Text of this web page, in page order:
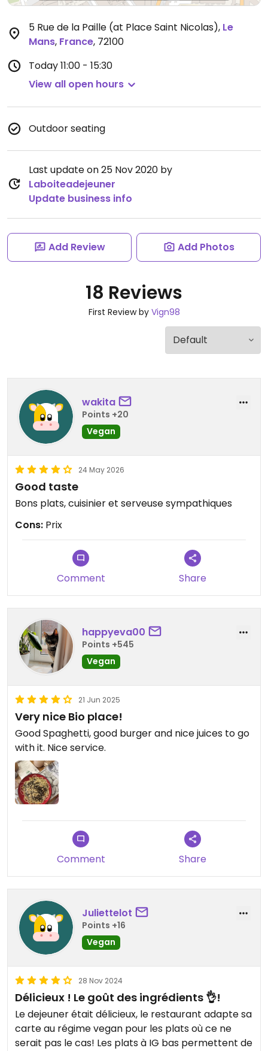
5 Rue de la Paille (at Place Saint Nicolas), Le
Mans, France, 72100
Today11:00 - 15:30
View all open hours
Outdoor seating
Last update on 25 Nov 2020 by
Laboiteadejeuner
Update business info
Add Review Add Photos
18 Reviews
First Review by Vign98
wakita
Points +20
Vegan
24 May 2026
Good taste
Bons plats, cuisinier et serveuse sympathiques
Cons: Prix
Comment Share
happyeva00
Points +545
Vegan
21 Jun 2025
Very nice Bio place!
Good Spaghetti, good burger and nice juices to go
with it. Nice service.
Comment Share
Juliettelot
Points +16
Vegan
28 Nov 2024
Délicieux ! Le goût des ingrédients 👌!
Le dejeuner était délicieux, le restaurant adapte sa
carte au régime vegan pour les plats où ce ne
serait pas le cas! Les plats à IG bas permettent de